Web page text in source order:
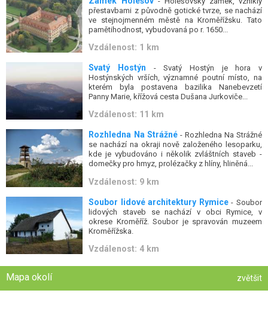
přestavbami z původně gotické tvrze, se nachází
ve stejnojmenném městě na Kroměřížsku. Tato
pamětihodnost, vybudovaná po r. 1650...
Vzdálenost: 1 km
Svatý Hostýn - Svatý Hostýn je hora v
Hostýnských vrších, významné poutní místo, na
kterém byla postavena bazilika Nanebevzetí
Panny Marie, křížová cesta Dušana Jurkoviče...
Vzdálenost: 11 km
Rozhledna Na Strážné- Rozhledna Na Strážné
se nachází na okraji nově založeného lesoparku,
kde je vybudováno i několik zvláštních staveb -
domečky pro hmyz, prolézačky z hlíny, hliněná...
Vzdálenost: 9 km
Soubor lidové architektury Rymice- Soubor
lidových staveb se nachází v obci Rymice, v
okrese Kroměříž. Soubor je spravován muzeem
Kroměřížska.
Vzdálenost: 4 km
Mapa okolí zvětšit